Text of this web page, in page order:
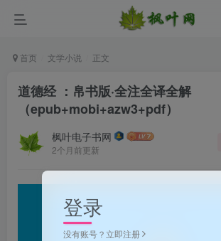
首页 文学小说 正文
道德经 ：帛书版·全注全译全解
（epub+mobi+azw3+pdf）
枫叶电子书网
2个月前更新
登录
没有账号？立即注册